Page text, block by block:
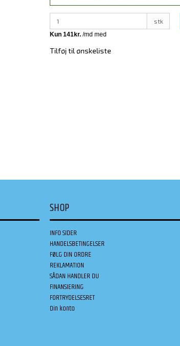
stk
Tilføj til ønskeliste
SHOP
INFO SIDER
HANDELSBETINGELSER
FØLG DIN ORDRE
REKLAMATION
SÅDAN HANDLER DU
FINANSIERING
FORTRYDELSESRET
Din konto